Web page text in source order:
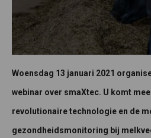
Woensdag 13 januari 2021
webinar over smaXtec. U komt
revolutionaire technologie en de
gezondheidsmonitoring bij